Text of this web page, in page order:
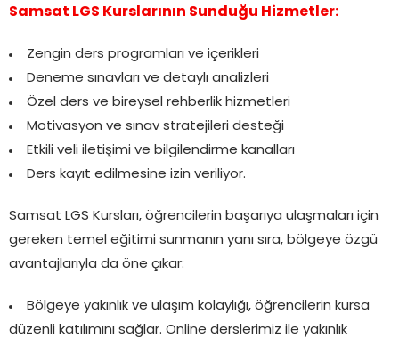
Samsat LGS Kurslarının Sunduğu Hizmetler:
Zengin ders programları ve içerikleri
Deneme sınavları ve detaylı analizleri
Özel ders ve bireysel rehberlik hizmetleri
Motivasyon ve sınav stratejileri desteği
Etkili veli iletişimi ve bilgilendirme kanalları
Ders kayıt edilmesine izin veriliyor.
Samsat LGS Kursları, öğrencilerin başarıya ulaşmaları için
gereken temel eğitimi sunmanın yanı sıra, bölgeye özgü
avantajlarıyla da öne çıkar:
Bölgeye yakınlık ve ulaşım kolaylığı, öğrencilerin kursa
düzenli katılımını sağlar. Online derslerimiz ile yakınlık